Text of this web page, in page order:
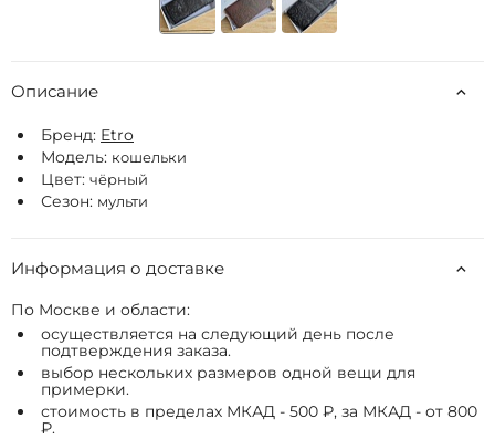
Описание
Бренд: Etro
Модель: кошельки
Цвет: чёрный
Сезон: мульти
Информация о доставке
По Москве и области:
осуществляется на следующий день после
подтверждения заказа.
выбор нескольких размеров одной вещи для
примерки.
стоимость в пределах МКАД - 500 ₽, за МКАД - от 800
₽.